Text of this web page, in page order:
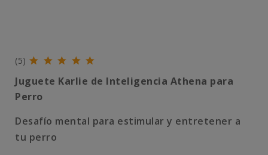
(5)
Juguete Karlie de Inteligencia Athena para
Perro
Desafío mental para estimular y entretener a
tu perro